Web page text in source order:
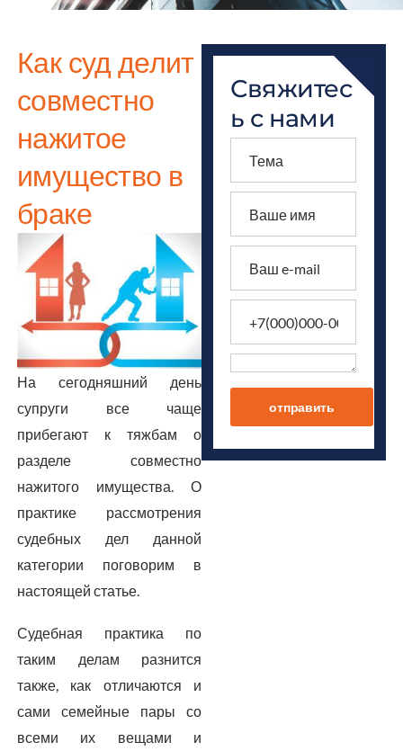
Как суд делит
совместно
нажитое
имущество в
браке
На сегодняшний день
супруги все чаще
прибегают к тяжбам о
разделе совместно
нажитого имущества. О
практике рассмотрения
судебных дел данной
категории поговорим в
настоящей статье.
Судебная практика по
таким делам разнится
также, как отличаются и
сами семейные пары со
всеми их вещами и
Свяжитес
ь с нами
отправить